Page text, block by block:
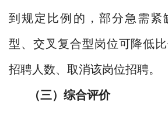
到规定比例的，部分急需紧
型、交叉复合型岗位可降低
招聘人数、取消该岗位招聘。
（三）综合评价